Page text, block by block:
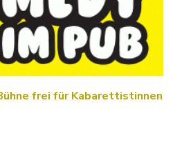
frei für Kabarettistinnen